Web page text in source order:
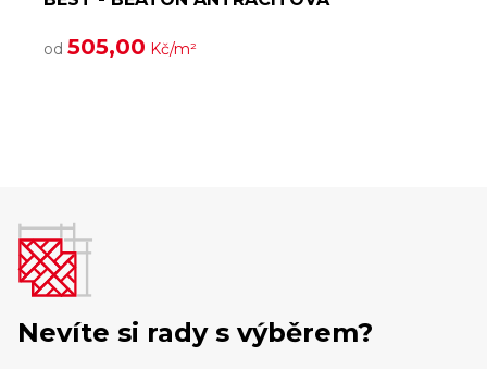
od 505,00 Kč/m²
Nevíte si rady s výběrem?